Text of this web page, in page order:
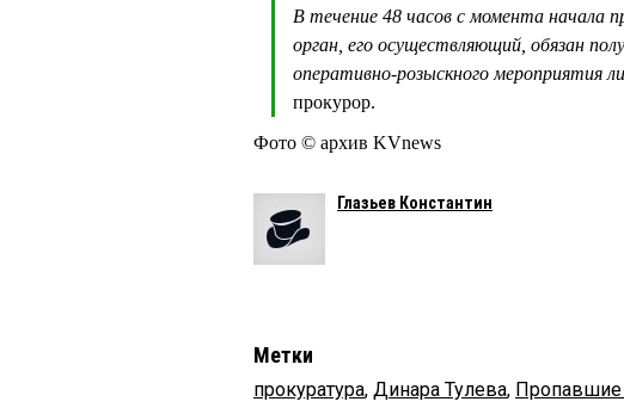
В течение 48 часов с момента начала
орган, его осуществляющий, обязан
оперативно-розыскного мероприятия
прокурор.
Фото © архив KVnews
Глазьев Константин
Метки
прокуратура, Динара Тулева, Пропавшие